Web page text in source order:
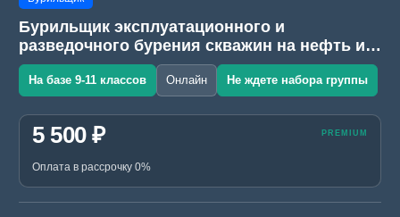
Бурильщик эксплуатационного и
разведочного бурения скважин на нефть и
газ (ЭРБС)
На базе 9-11 классов Онлайн Не ждете набора группы
5 500 ₽
Оплата в рассрочку 0%